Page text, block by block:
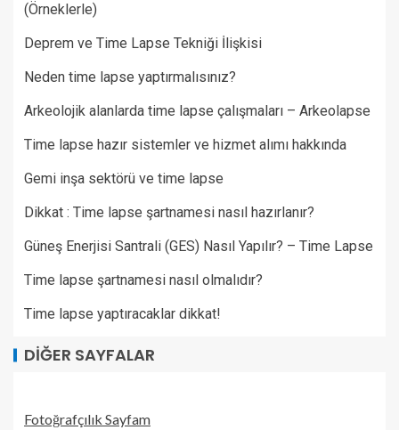
(Örneklerle)
Deprem ve Time Lapse Tekniği İlişkisi
Neden time lapse yaptırmalısınız?
Arkeolojik alanlarda time lapse çalışmaları – Arkeolapse
Time lapse hazır sistemler ve hizmet alımı hakkında
Gemi inşa sektörü ve time lapse
Dikkat : Time lapse şartnamesi nasıl hazırlanır?
Güneş Enerjisi Santrali (GES) Nasıl Yapılır? – Time Lapse
Time lapse şartnamesi nasıl olmalıdır?
Time lapse yaptıracaklar dikkat!
DIĞER SAYFALAR
Fotoğrafçılık Sayfam